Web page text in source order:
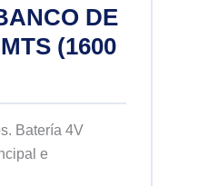
DE
(1600
Batería 4V
e